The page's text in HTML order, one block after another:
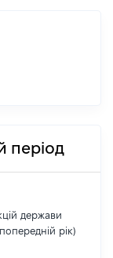
період
держави
рік)